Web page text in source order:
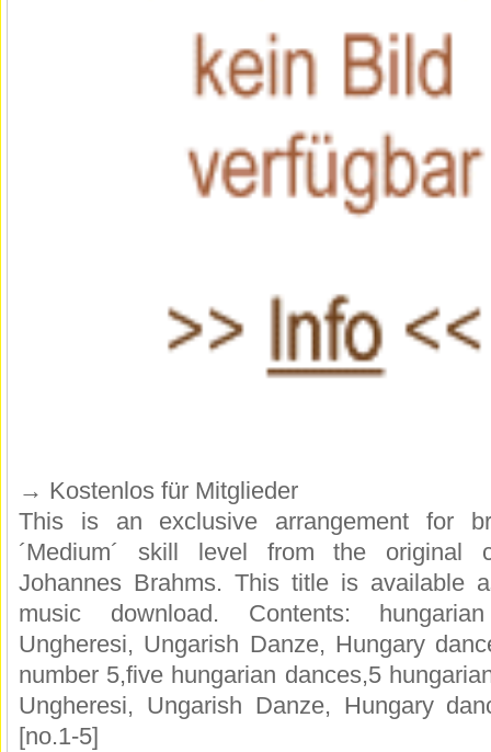
→ Kostenlos für Mitglieder
This is an exclusive arrangement for
´Medium´ skill level from the original
Johannes Brahms. This title is available
music download. Contents:
Ungheresi, Ungarish Danze, Hungary
number 5,five hungarian dances,5
Ungheresi, Ungarish Danze, Hungary
[no.1-5]